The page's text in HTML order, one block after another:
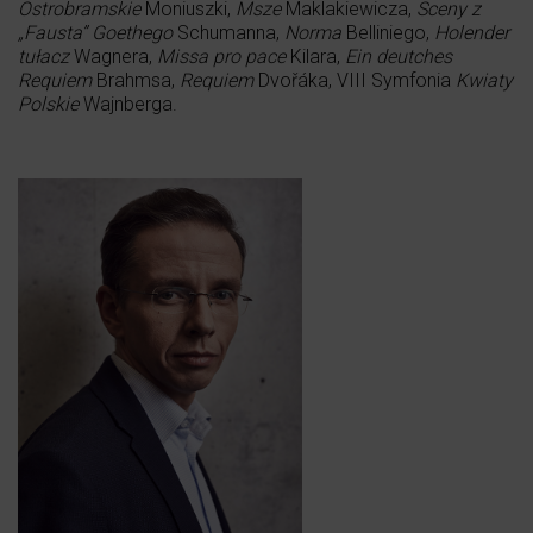
OstrobramskieMoniuszki, MszeMaklakiewicza, Sceny z
„Fausta” GoethegoSchumanna, Norma Belliniego, Holender
tułaczWagnera, Missa pro paceKilara, Ein deutches
RequiemBrahmsa, RequiemDvořáka, VIII Symfonia Kwiaty
PolskieWajnberga.